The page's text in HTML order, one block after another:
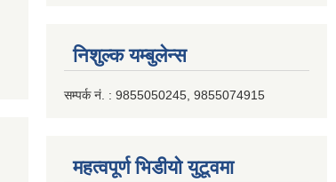
निशुल्क यम्बुलेन्स
सम्पर्क नं. : 9855050245, 9855074915
महत्वपूर्ण भिडीयो युटूवमा